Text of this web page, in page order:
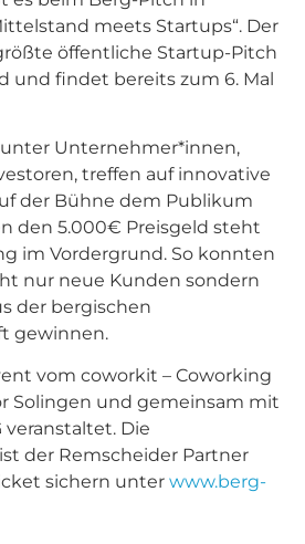
meets Startups“. Der
öffentliche Startup-Pitch
und findet bereits zum 6. Mal
Unternehmer*innen,
treffen auf innovative
der Bühne dem Publikum
den 5.000€ Preisgeld steht
im Vordergrund. So konnten
nur neue Kunden sondern
der bergischen
gewinnen.
vom coworkit – Coworking
Solingen und gemeinsam mit
Die
der Remscheider Partner
sichern unter www.berg-